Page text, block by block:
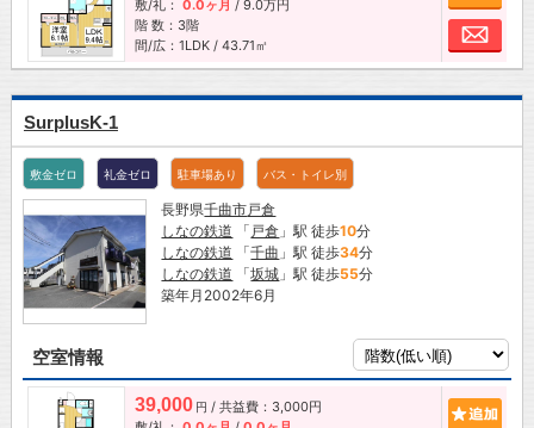
敷/礼： 0.0ヶ月 / 9.0万円
階 数：3階
間/広：1LDK / 43.71㎡
お
SurplusK-1
敷金ゼロ 礼金ゼロ 駐車場あり バス・トイレ別
長野県千曲市戸倉
しなの鉄道 「 戸倉 」駅 徒歩10分
しなの鉄道 「千曲 」駅 徒歩34分
しなの鉄道 「坂城 」駅 徒歩55分
築年月2002年6月
空室情報
39,000 円 / 共益費：3,000円